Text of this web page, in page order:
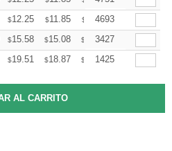
$12.25 $11.85 $ 11.65
4693
$15.58 $15.08 $ 14.82
3427
$19.51 $18.87 $ 18.56
1425